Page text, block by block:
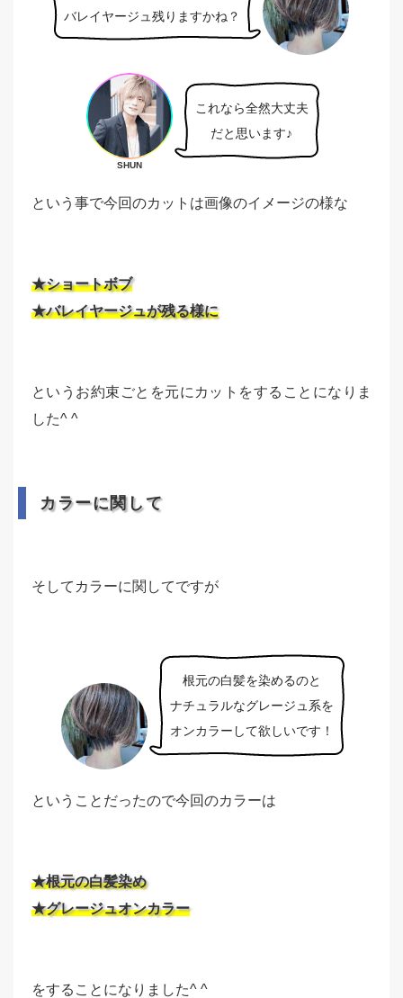
バレイヤージュ残りますかね？
SHUN
これなら全然大丈夫
だと思います♪
という事で今回のカットは画像のイメージの様な
★ショートボブ
★バレイヤージュが残る様に
というお約束ごとを元にカットをすることになりま
した^ ^
カラーに関して
そしてカラーに関してですが
根元の白髪を染めるのと
ナチュラルなグレージュ系を
オンカラーして欲しいです！
ということだったので今回のカラーは
★根元の白髪染め
★グレージュオンカラー
をすることになりました^ ^